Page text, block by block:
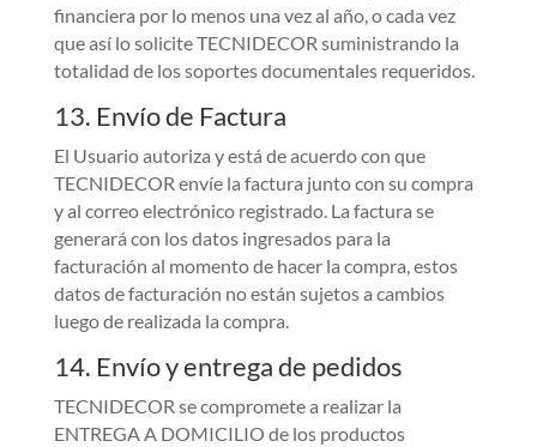
financiera por lo menos una vez al año, o cada vez
que así lo solicite TECNIDECOR suministrando la
totalidad de los soportes documentales requeridos.
13. Envío de Factura
El Usuario autoriza y está de acuerdo con que
TECNIDECOR envíe la factura junto con su compra
y al correo electrónico registrado. La factura se
generará con los datos ingresados para la
facturación al momento de hacer la compra, estos
datos de facturación no están sujetos a cambios
luego de realizada la compra.
14. Envío y entrega de pedidos
TECNIDECOR se compromete a realizar la
ENTREGA A DOMICILIO de los productos